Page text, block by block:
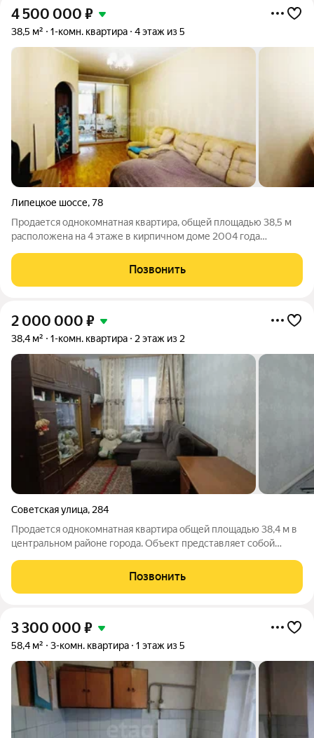
4 500 000 ₽
38,5 м² 1-комн. квартира 4 этаж из 5
Липецкое шоссе,78
Продается однокомнатная квартира, общей площадью 38,5 м
расположена на 4 этаже в кирпичном доме 2004 года
особенностью является просторный эркер, который можно
функционально использовать как
Позвонить
2 000 000 ₽
38,4 м² 1-комн. квартира 2 этаж из 2
Советская улица, 284
Продается однокомнатная квартира общей площадью 38,4 м в
центральном районе города. Объект представляет собой
пространства под индивидуальные требования, так как
требует проведения ремонта.
Позвонить
3 300 000 ₽
58,4 м² 3-комн. квартира 1 этаж из 5